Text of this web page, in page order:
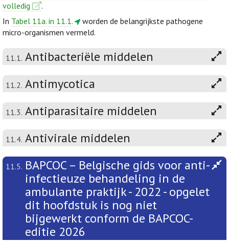
volledig
.
In Tabel 11a. in 11.1.
worden de belangrijkste pathogene
micro-organismen vermeld.
11.1. Antibacteriële middelen
11.2. Antimycotica
11.3. Antiparasitaire middelen
11.4. Antivirale middelen
11.5. BAPCOC – Belgische gids voor anti-
infectieuze behandeling in de
ambulante praktijk - 2022 - opgelet
dit hoofdstuk is nog niet
bijgewerkt conform de BAPCOC-
editie 2026